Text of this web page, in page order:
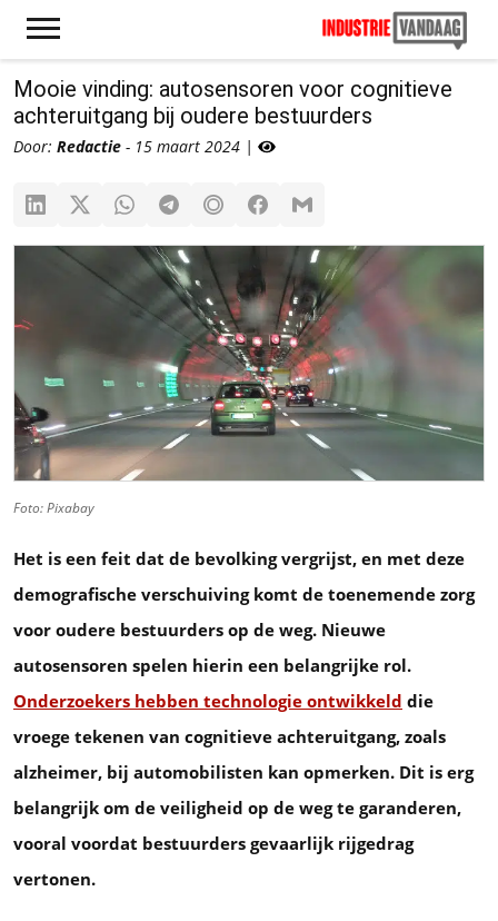
Mooie vinding: autosensoren voor cognitieve
achteruitgang bij oudere bestuurders
Door: Redactie - 15 maart 2024 |
Foto: Pixabay
Het is een feit dat de bevolking vergrijst, en met deze
demografische verschuiving komt de toenemende zorg
voor oudere bestuurders op de weg. Nieuwe
autosensoren spelen hierin een belangrijke rol.
Onderzoekers hebben technologie ontwikkeld die
vroege tekenen van cognitieve achteruitgang, zoals
alzheimer, bij automobilisten kan opmerken. Dit is erg
belangrijk om de veiligheid op de weg te garanderen,
vooral voordat bestuurders gevaarlijk rijgedrag
vertonen.